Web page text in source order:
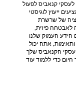
לעסקי קנאביס לפעול
ייעוץ לוגיסטי
של שרשרת
לאבטחה פיזית,
הידע העמוק שלנו
אתה יכול
עסקי הקנאביס שלך
כדי ללמוד עוד